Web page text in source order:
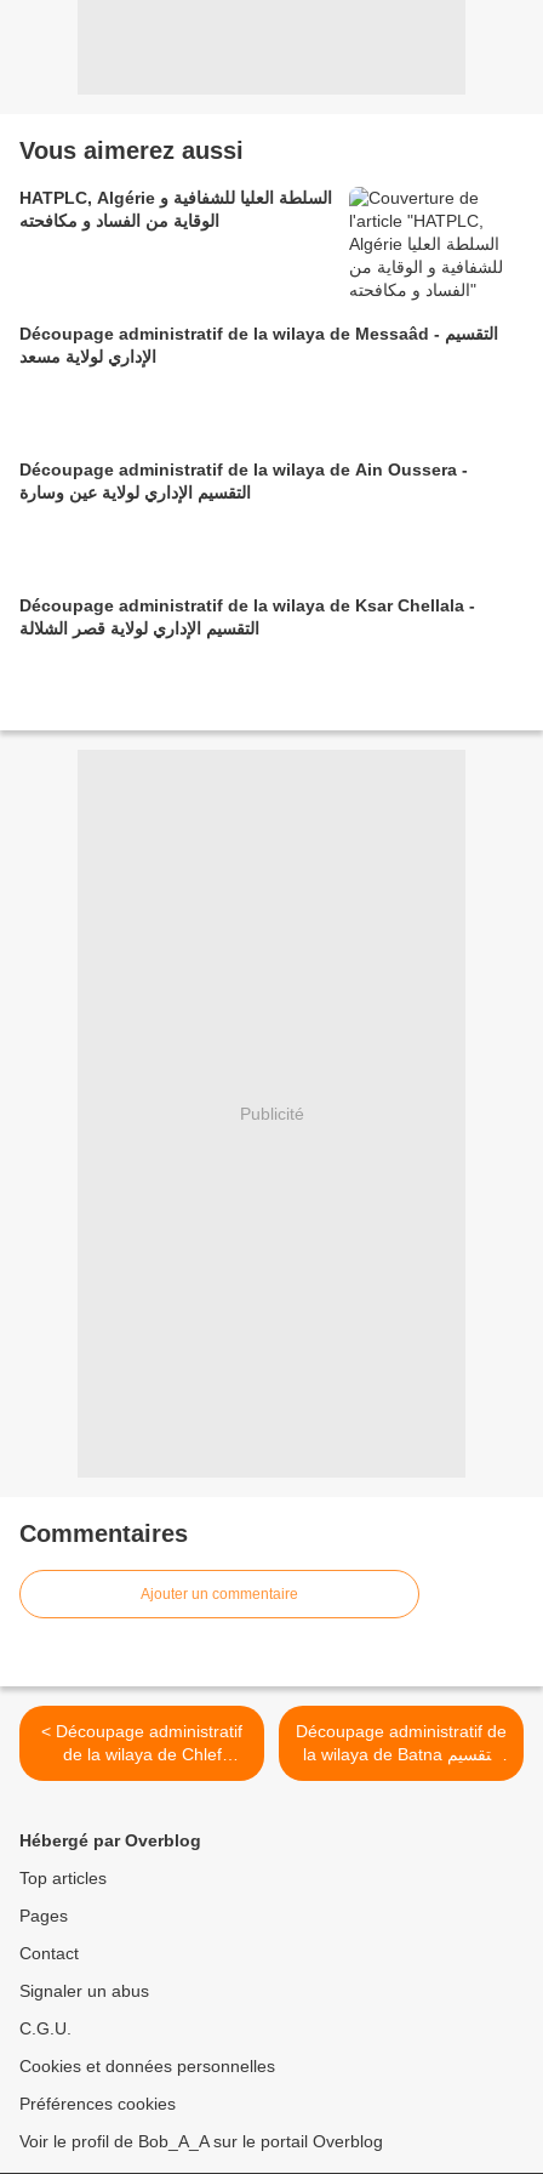
Vous aimerez aussi
HATPLC, Algérie السلطة العليا للشفافية و
الوقاية من الفساد و مكافحته
Découpage administratif de la wilaya de Messaâd - التقسيم
الإداري لولاية مسعد
Découpage administratif de la wilaya de Ain Oussera -
التقسيم الإداري لولاية عين وسارة
Découpage administratif de la wilaya de Ksar Chellala -
التقسيم الإداري لولاية قصر الشلالة
Publicité
Commentaires
Ajouter un commentaire
< Découpage administratif
de la wilaya de Chlef
التقسيم الإداري لولاية الشلف
Découpage administratif de
la wilaya de Batna التقسيم
الإداري لولاية باتنة >
Hébergé par Overblog
Top articles
Pages
Contact
Signaler un abus
C.G.U.
Cookies et données personnelles
Préférences cookies
Voir le profil de Bob_A_A sur le portail Overblog